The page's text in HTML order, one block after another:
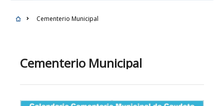
Cementerio Municipal
Cementerio Municipal